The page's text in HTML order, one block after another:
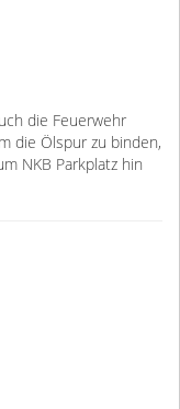
die Feuerwehr
die Ölspur zu binden,
NKB Parkplatz hin